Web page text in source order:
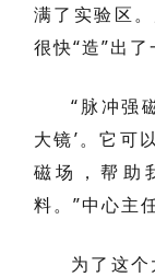
满了实验区
很快“造”出了
“脉冲强
大镜’。它可
磁场，帮助
料。”中心主
为了这